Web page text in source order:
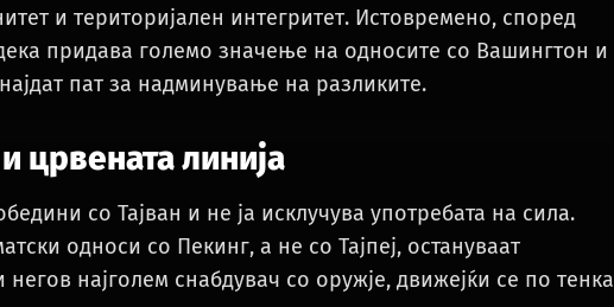
и територијален интегритет. Истовремено, според
придава големо значење на односите со Вашингтон и
пат за надминување на разликите.
црвената линија
со Тајван и не ја исклучува употребата на сила.
односи со Пекинг, а не со Тајпеј, остануваат
најголем снабдувач со оружје, движејќи се по тенка